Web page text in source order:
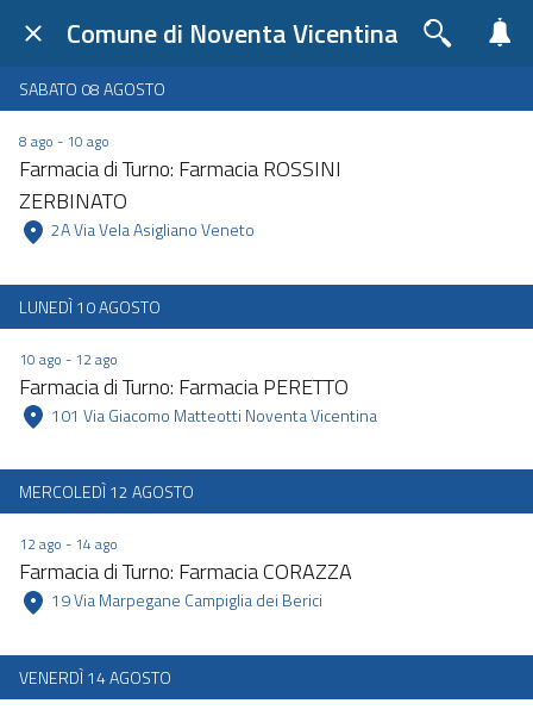
Comune di Noventa Vicentina
SABATO 08 AGOSTO
8 ago - 10 ago
Farmacia di Turno: Farmacia ROSSINI
ZERBINATO
LUNEDÌ 10 AGOSTO
10 ago - 12 ago
Farmacia di Turno: Farmacia PERETTO
MERCOLEDÌ 12 AGOSTO
12 ago - 14 ago
Farmacia di Turno: Farmacia CORAZZA
VENERDÌ 14 AGOSTO